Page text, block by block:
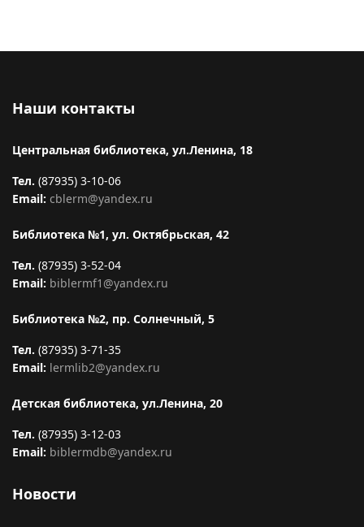
Наши контакты
Центральная библиотека, ул.Ленина, 18
Тел. (87935) 3-10-06
Email: cblerm@yandex.ru
Библиотека №1, ул. Октябрьская, 42
Тел. (87935) 3-52-04
Email: biblermf1@yandex.ru
Библиотека №2, пр. Солнечный, 5
Тел. (87935) 3-71-35
Email: lermlib2@yandex.ru
Детская библиотека, ул.Ленина, 20
Тел. (87935) 3-12-03
Email: biblermdb@yandex.ru
Новости